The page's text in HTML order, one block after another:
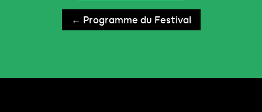
← Programme du Festival